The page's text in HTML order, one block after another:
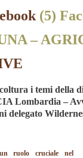
(5)
–
i temi della
Lombardia –
delegato
ruolo cruciale nel